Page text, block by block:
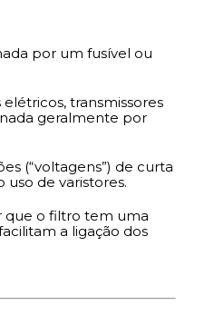
por um fusível ou
transmissores
geralmente por
(“voltagens”) de curta
de varistores.
que o filtro tem uma
a ligação dos